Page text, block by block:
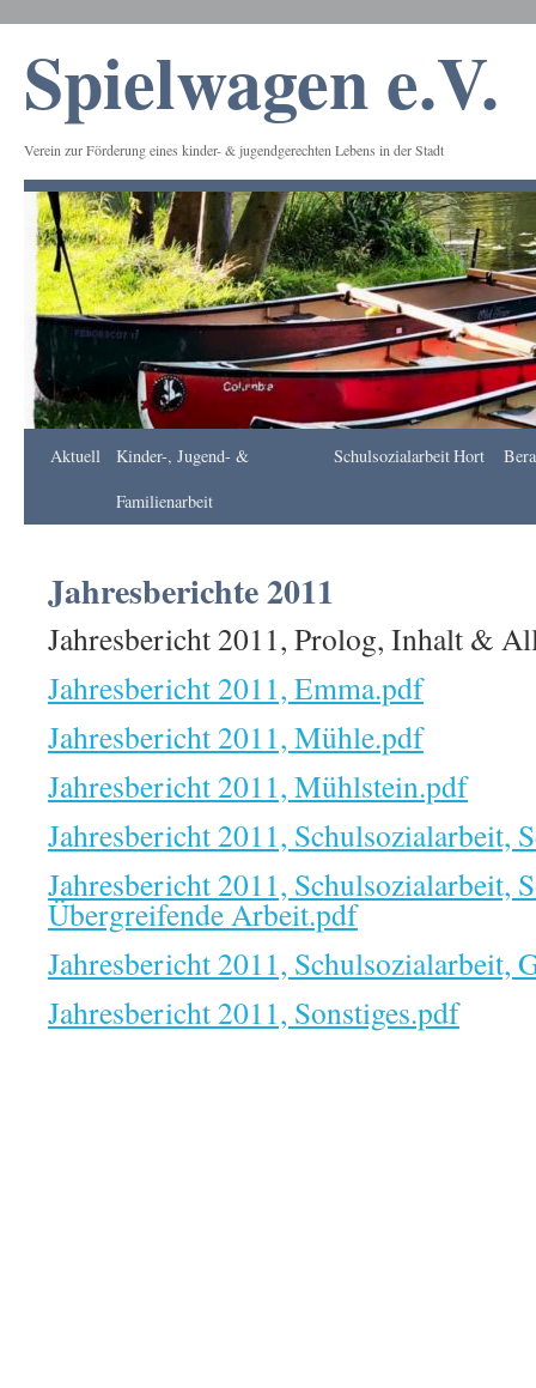
Spielwagen e.V.
Verein zur Förderung eines kinder- & jugendgerechten Lebens in der Stadt
Apotheke
Aktuell
Kinder-, Jugend- &
Familienarbeit
SchulsozialarbeitHort
Jahresberichte 2011
Jahresbericht 2011, Prolog, Inhalt &
Jahresbericht 2011, Emma.pdf
Jahresbericht 2011, Mühle.pdf
Jahresbericht 2011, Mühlstein.pdf
Jahresbericht 2011, Schulsozialarbeit,
Jahresbericht 2011, Schulsozialarbeit,
Übergreifende Arbeit.pdf
Jahresbericht 2011, Schulsozialarbeit,
Jahresbericht 2011, Sonstiges.pdf